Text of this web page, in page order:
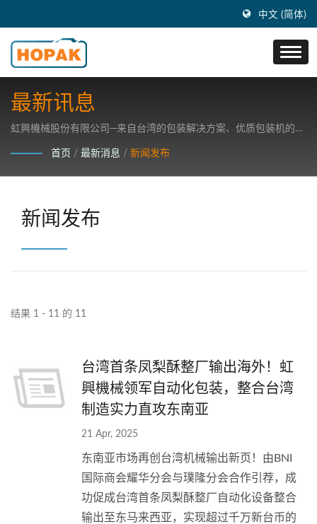
中文 (简体)
最新讯息
虹興機械股份有限公司─来自台湾的包装解决方案、优质包装机的制
首页 / 最新消息 / 新闻发布
新闻发布
结果 1 - 11 的 11
台湾首条凤梨酥整厂输出海外！虹
興機械领军自动化包装，整合台湾
制造实力直攻东南亚
21 Apr, 2025
东南亚市场再创台湾机械输出新页！由BNI
国际商会耀华分会与璞隆分会合作引荐，成
功促成台湾首条凤梨酥整厂自动化设备整合
输出至东马来西亚，实现超过千万新台币的